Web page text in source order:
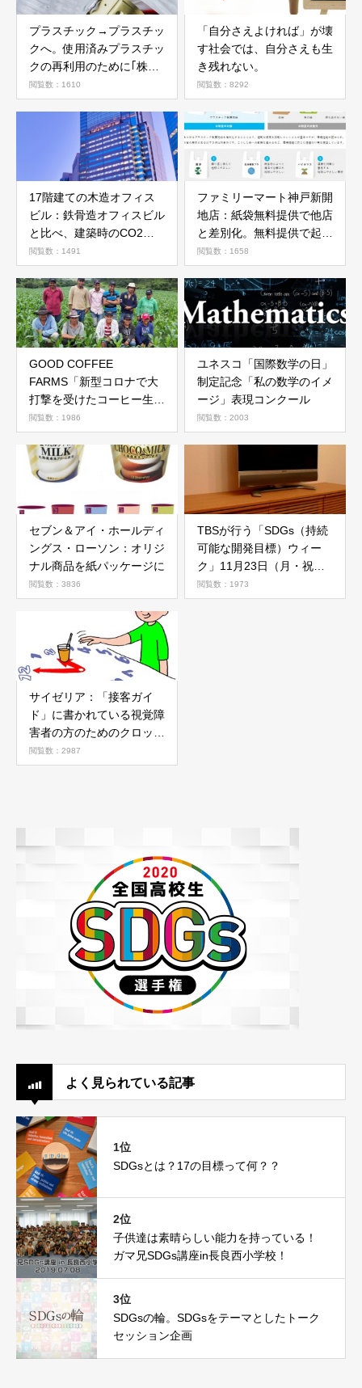
プラスチック→プラスチッ
クへ。使用済みプラスチッ
クの再利用のために｢株式
会社アールプラスジャパ
ン｣設立
閲覧数：1610
「自分さえよければ」が壊
す社会では、自分さえも生
き残れない。
閲覧数：8292
17階建ての木造オフィス
ビル：鉄骨造オフィスビル
と比べ、建築時のCO2の
排出約20％削減効果想
定。
閲覧数：1491
ファミリーマート神戸新開
地店：紙袋無料提供で他店
と差別化。無料提供で起こ
る心理現象
閲覧数：1658
GOOD COFFEE
FARMS「新型コロナで大
打撃を受けたコーヒー生産
者を救う自転車コーヒープ
ロジェクト」
閲覧数：1986
ユネスコ「国際数学の日」
制定記念「私の数学のイメ
ージ」表現コンクール
閲覧数：2003
セブン＆アイ・ホールディ
ングス・ローソン：オリジ
ナル商品を紙パッケージに
閲覧数：3836
TBSが行う「SDGs（持続
可能な開発目標）ウィー
ク」11月23日（月・祝）
～11月29日（日）まで
閲覧数：1973
サイゼリア：「接客ガイ
ド」に書かれている視覚障
害者の方のためのクロック
ポジション。
閲覧数：2987
よく見られている記事
1位
SDGsとは？17の目標って何？？
2位
子供達は素晴らしい能力を持っている！
ガマ兄SDGs講座in長良西小学校！
3位
SDGsの輪。SDGsをテーマとしたトーク
セッション企画